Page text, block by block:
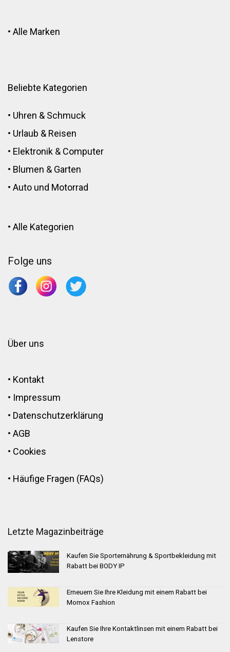
• Alle Marken
Beliebte Kategorien
• Uhren & Schmuck
• Urlaub & Reisen
• Elektronik & Computer
• Blumen & Garten
• Auto und Motorrad
• Alle Kategorien
Folge uns
Über uns
• Kontakt
• Impressum
• Datenschutzerklärung
• AGB
• Cookies
• Häufige Fragen (FAQs)
Letzte Magazinbeiträge
Kaufen Sie Sporternährung & Sportbekleidung mit
Rabatt bei BODY IP
Erneuern Sie Ihre Kleidung mit einem Rabatt bei
Momox Fashion
Kaufen Sie Ihre Kontaktlinsen mit einem Rabatt bei
Lenstore